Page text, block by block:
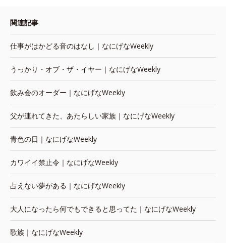
関連記事
仕事がはかどる音のはなし｜なにげなWeekly
うっかり・オブ・ザ・イヤー｜なにげなWeekly
飲み会のオーダー｜なにげなWeekly
父が連れてきた、あたらしい家族｜なにげなWeekly
青色の日｜なにげなWeekly
カワイイ禁止令｜なにげなWeekly
占えない夢がある｜なにげなWeekly
大人になったら何でもできると思ってた｜なにげなWeekly
歌族｜なにげなWeekly